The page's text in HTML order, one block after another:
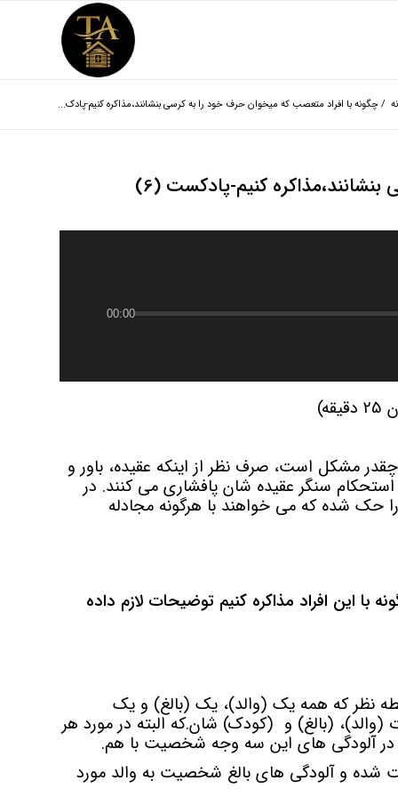
/چگونه با افراد متعصب که میخوان حرف خود را به کرسی بنشانند،مذاکره کنیم-پادک...
کنیم-پادکست (6)
00:00
مشکل است، صرف نظر از اینکه عقیده، باور و
سنگر عقیده شان پافشاری می کنند. در
حک شده که می خواهند با هرگونه مجادله
این افراد مذاکره کنیم توضیحات لازم داده
نظر که همه یک (والد)، یک (بالغ) و یک
(والد)، (بالغ) و (کودک) شان.که البته در مورد هر
آلودگی های این سه وجه شخصیت با هم.
و آلودگی های بالغ شخصیت به والد مورد